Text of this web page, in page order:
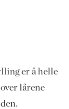
er å helle
lårene